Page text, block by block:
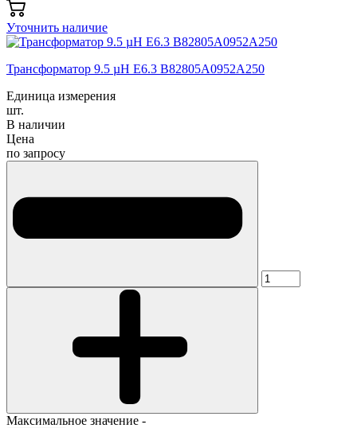
Уточнить наличие
Трансформатор 9.5 µH E6.3 B82805A0952A250
Единица измерения
шт.
В наличии
Цена
по запросу
Максимальное значение -